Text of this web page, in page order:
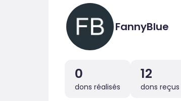
FannyBlue
0
dons réalisés
12
dons reçus